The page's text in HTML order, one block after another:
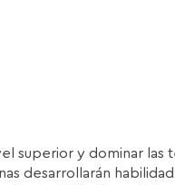
superior y dominar las
desarrollarán